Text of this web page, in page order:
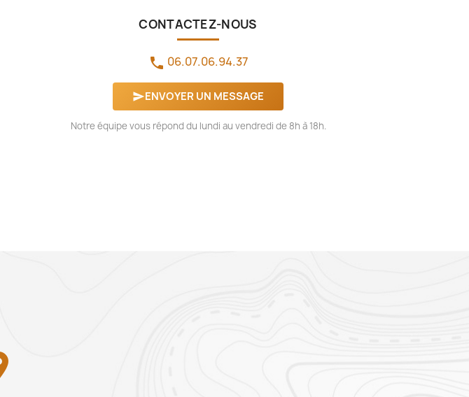
CONTACTEZ-NOUS
phone 06.07.06.94.37
sendENVOYER UN MESSAGE
Notre équipe vous répond du lundi au vendredi de 8h à 18h.